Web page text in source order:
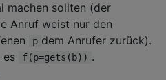
machen sollten (der
Anruf weist nur den
p dem Anrufer zurück).
es
f(p=gets(b)) .